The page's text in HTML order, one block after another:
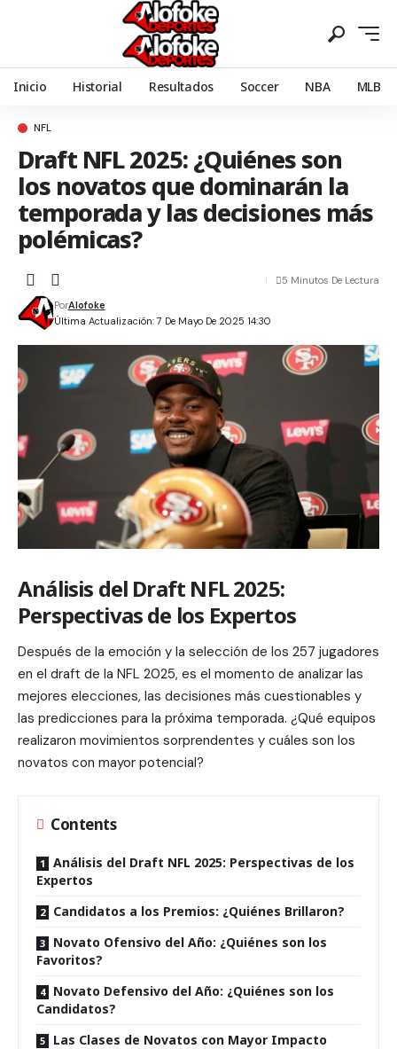
Inicio Historial Resultados Soccer NBA MLB
NFL
Draft NFL 2025: ¿Quiénes son
los novatos que dominarán la
temporada y las decisiones más
polémicas?
Última Actualización: 7 De Mayo De 2025 14:30
PorAlofoke
5 Minutos De Lectura
Análisis del Draft NFL 2025:
Perspectivas de los Expertos
Después de la emoción y la selección de los 257 jugadores
en el draft de la NFL 2025, es el momento de analizar las
mejores elecciones, las decisiones más cuestionables y
las predicciones para la próxima temporada. ¿Qué equipos
realizaron movimientos sorprendentes y cuáles son los
novatos con mayor potencial?
Contents
Análisis del Draft NFL 2025: Perspectivas de los
Expertos
Candidatos a los Premios: ¿Quiénes Brillaron?
Novato Ofensivo del Año: ¿Quiénes son los
Favoritos?
Novato Defensivo del Año: ¿Quiénes son los
Candidatos?
Las Clases de Novatos con Mayor Impacto